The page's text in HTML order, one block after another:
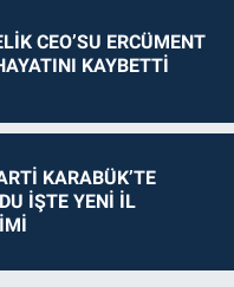
CEO’SU ERCÜMENT
KAYBETTİ
KARABÜK’TE
İŞTE YENİ İL